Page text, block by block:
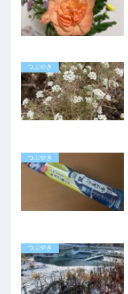
つぶやき
つぶやき
つぶやき